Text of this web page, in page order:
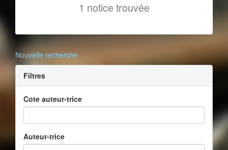
1 notice trouvée
Nouvelle recherche
Filtres
Cote auteur-trice
Auteur-trice